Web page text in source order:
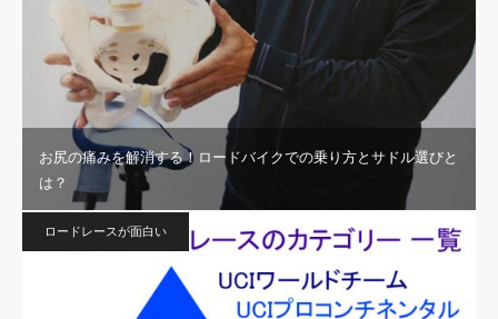
お尻の痛みを解消する！ロードバイクでの乗り方とサドル選びと
は？
ロードレースが面白い